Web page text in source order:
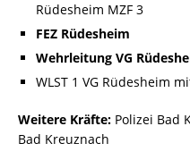
Rüdesheim MZF 3
FEZ Rüdesheim
Wehrleitung VG
WLST 1 VG Rüdesheim
Weitere Kräfte: Polizei Bad
Bad Kreuznach